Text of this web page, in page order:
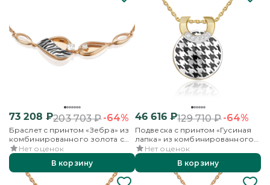
73 208 ₽203 703₽-64%
Браслет с принтом «Зебра» из
комбинированного золота с
фианитами и эмалью
Нет оценок
В корзину
46 616₽129 710₽-64%
Подвеска с принтом «Гусиная
лапка» из комбинированного
золота с фианитами и эмалью
Нет оценок
В корзину